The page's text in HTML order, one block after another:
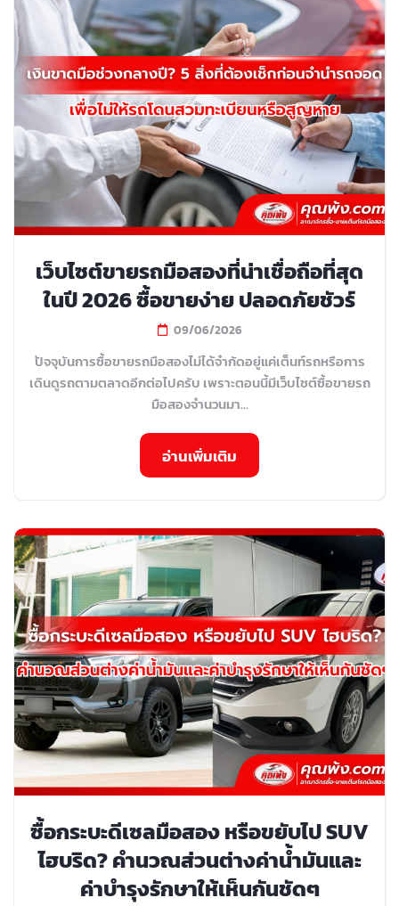
เว็บไซต์ขายรถมือสองที่น่าเชื่อถือที่สุด
ในปี 2026 ซื้อขายง่าย ปลอดภัยชัวร์
09/06/2026
ปัจจุบันการซื้อขายรถมือสองไม่ได้จำกัดอยู่แค่เต็นท์รถหรือการ
เดินดูรถตามตลาดอีกต่อไปครับ เพราะตอนนี้มีเว็บไซต์ซื้อขายรถ
มือสองจำนวนมา...
อ่านเพิ่มเติม
ซื้อกระบะดีเซลมือสอง หรือขยับไป SUV
ไฮบริด? คำนวณส่วนต่างค่าน้ำมันและ
ค่าบำรุงรักษาให้เห็นกันชัดๆ